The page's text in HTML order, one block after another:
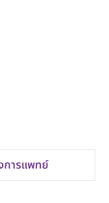
การแพทย์